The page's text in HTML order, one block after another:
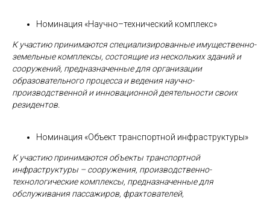
Номинация «Научно–технический комплекс»
К участию принимаются специализированные имущественно-
земельные комплексы, состоящие из нескольких зданий и
сооружений, предназначенные для организации
образовательного процесса и ведения научно-
производственной и инновационной деятельности своих
резидентов.
Номинация «Объект транспортной инфраструктуры»
К участию принимаются объекты транспортной
инфраструктуры – сооружения, производственно-
технологические комплексы, предназначенные для
обслуживания пассажиров, фрахтователей,